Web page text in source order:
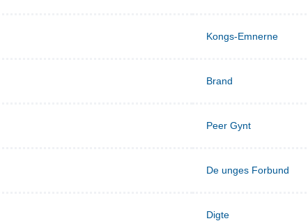
Kongs-Emnerne
Brand
Peer Gynt
De unges Forbund
Digte